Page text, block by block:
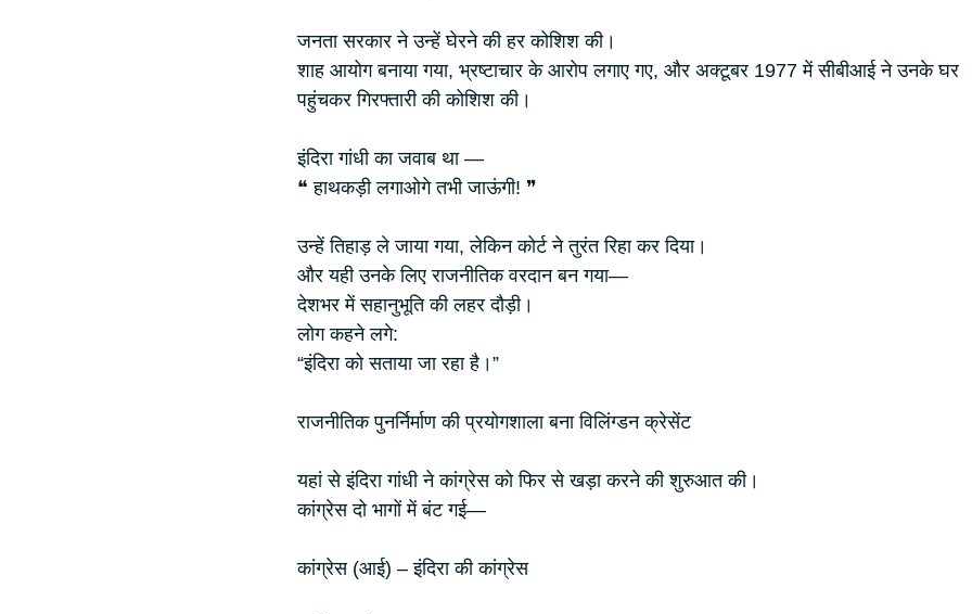
जनता सरकार ने उन्हें घेरने की हर कोशिश की।
शाह आयोग बनाया गया, भ्रष्टाचार के आरोप लगाए गए, और अक्टूबर 1977 में सीबीआई ने उनके घर
पहुंचकर गिरफ्तारी की कोशिश की।
इंदिरा गांधी का जवाब था —
❝ हाथकड़ी लगाओगे तभी जाऊंगी! ❞
उन्हें तिहाड़ ले जाया गया, लेकिन कोर्ट ने तुरंत रिहा कर दिया।
और यही उनके लिए राजनीतिक वरदान बन गया—
देशभर में सहानुभूति की लहर दौड़ी।
लोग कहने लगे:
“इंदिरा को सताया जा रहा है।”
राजनीतिक पुनर्निर्माण की प्रयोगशाला बना विलिंग्डन क्रेसेंट
यहां से इंदिरा गांधी ने कांग्रेस को फिर से खड़ा करने की शुरुआत की।
कांग्रेस दो भागों में बंट गई—
कांग्रेस (आई) – इंदिरा की कांग्रेस